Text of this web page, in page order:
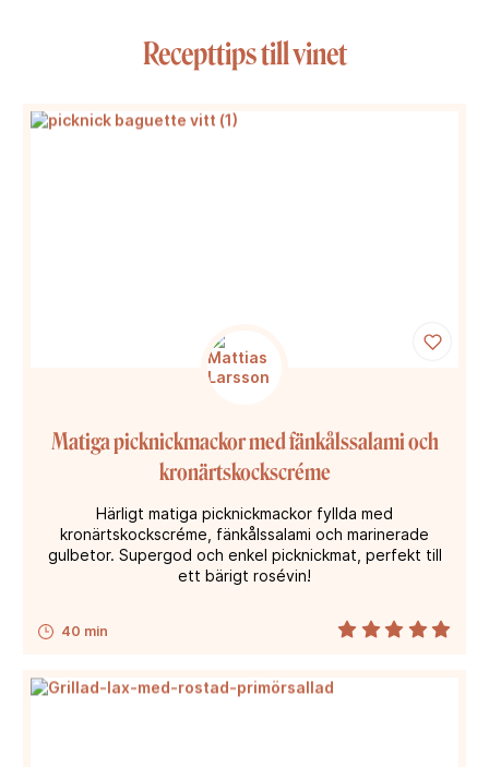
Recepttips till vinet
40 min
Matiga picknickmackor med fänkålssalami och
kronärtskockscréme
Härligt matiga picknickmackor fyllda med
kronärtskockscréme, fänkålssalami och marinerade
gulbetor. Supergod och enkel picknickmat, perfekt till
ett bärigt rosévin!